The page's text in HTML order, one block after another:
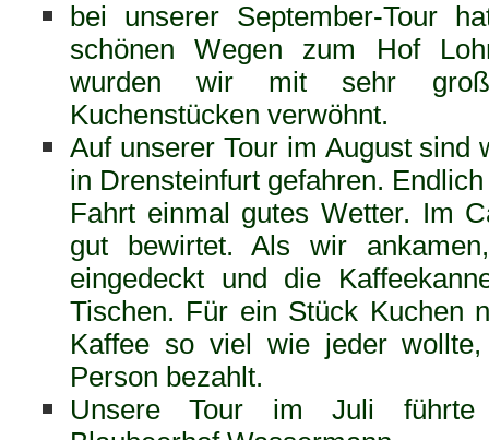
bei unserer September-Tour
schönen Wegen zum Hof
wurden wir mit sehr
Kuchenstücken verwöhnt.
Auf unserer Tour im August sind
in Drensteinfurt gefahren.
Fahrt einmal gutes Wetter. Im
gut bewirtet. Als wir
eingedeckt und die
Tischen. Für ein Stück Kuchen
Kaffee so viel wie jeder
Person bezahlt.
Unsere Tour im Juli